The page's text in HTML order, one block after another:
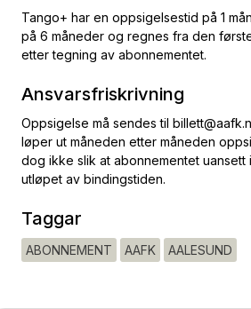
Tango+ har en oppsigelsestid på 1
på 6 måneder og regnes fra den
etter tegning av abonnementet.
Ansvarsfriskrivning
Oppsigelse må sendes til
løper ut måneden etter måneden
dog ikke slik at abonnementet
utløpet av bindingstiden.
Taggar
ABONNEMENT AAFK AALESUND